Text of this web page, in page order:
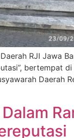
RJI Jawa
bertempat di
Daerah